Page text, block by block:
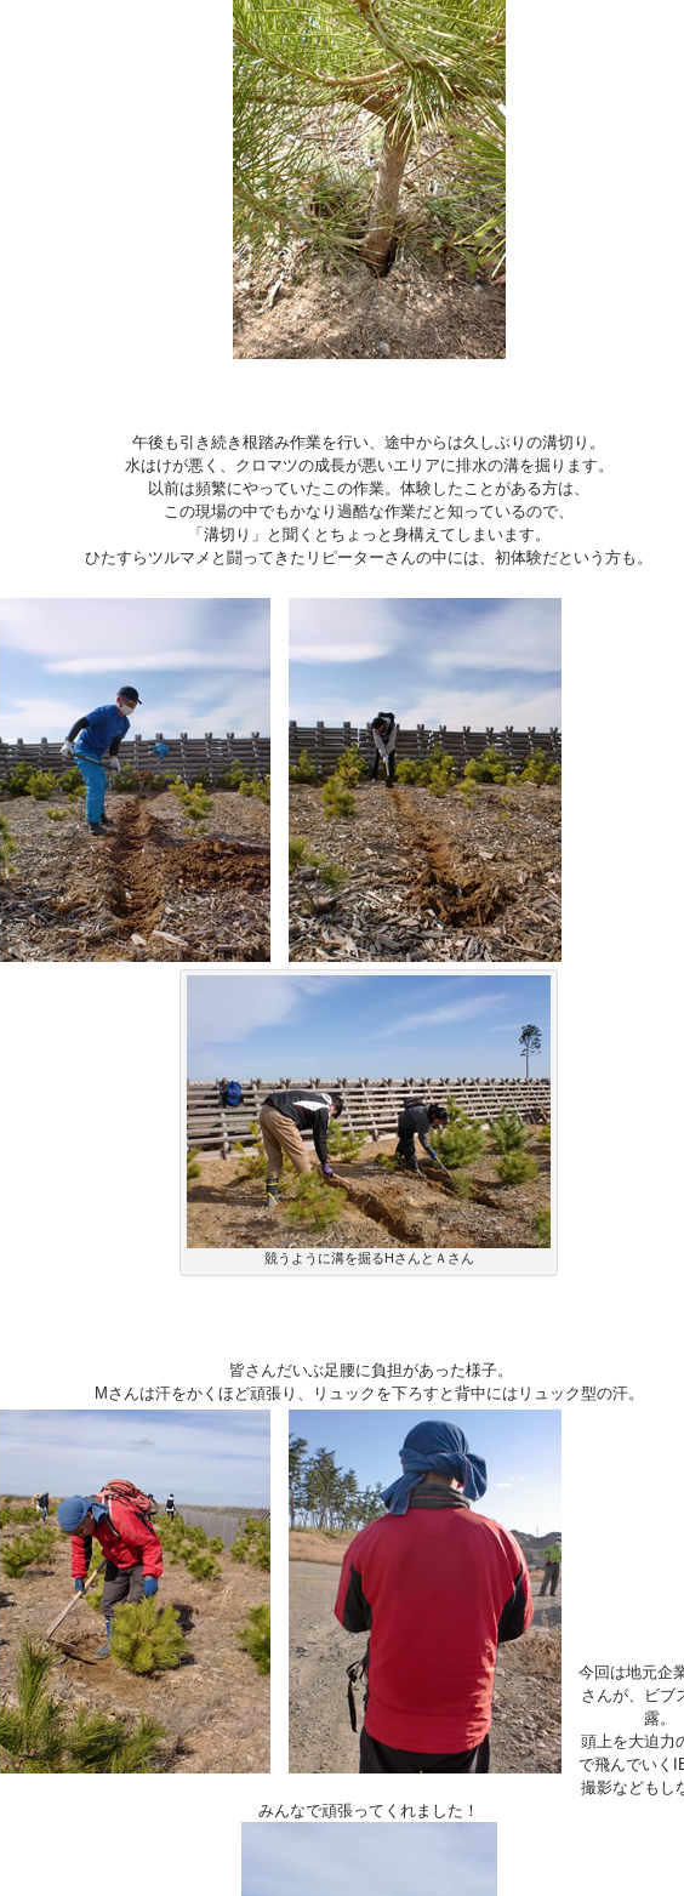
午後も引き続き根踏み作業を行い、途中からは久しぶりの溝切り。
水はけが悪く、クロマツの成長が悪いエリアに排水の溝を掘ります。
以前は頻繁にやっていたこの作業。体験したことがある方は、
この現場の中でもかなり過酷な作業だと知っているので、
「溝切り」と聞くとちょっと身構えてしまいます。
ひたすらツルマメと闘ってきたリピーターさんの中には、初体験だという方も。
競うように溝を掘るHさんとＡさん
皆さんだいぶ足腰に負担があった様子。
Mさんは汗をかくほど頑張り、リュックを下ろすと背中にはリュック型の汗。
今回は地元企
さんが、ビブ
露。
頭上を大迫力
で飛んでいく
撮影などもし
みんなで頑張ってくれました！